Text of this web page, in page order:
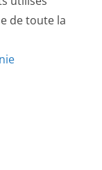
de toute la